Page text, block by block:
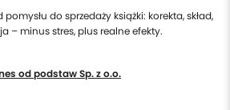
pomysłu do sprzedaży książki: korekta, skład,
– minus stres, plus realne efekty.
od podstaw Sp. z o.o.